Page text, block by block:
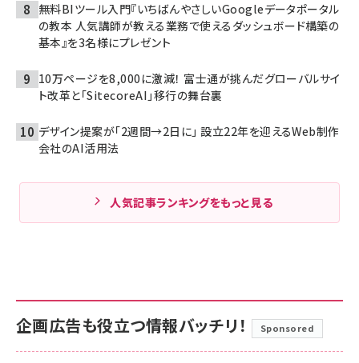
無料BIツール入門『いちばんやさしいGoogleデータポータル
の教本 人気講師が教える業務で使えるダッシュボード構築の
基本』を3名様にプレゼント
10万ページを8,000に激減！ 富士通が挑んだグローバルサイ
ト改革と「SitecoreAI」移行の舞台裏
デザイン提案が「2週間→2日に」 設立22年を迎えるWeb制作
会社のAI活用法
人気記事ランキングをもっと見る
企画広告も役立つ情報バッチリ！ Sponsored